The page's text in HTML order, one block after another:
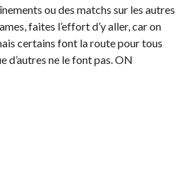
ou des matchs sur les autres
faites l’effort d’y aller, car on
certains font la route pour tous
d’autres ne le font pas. ON